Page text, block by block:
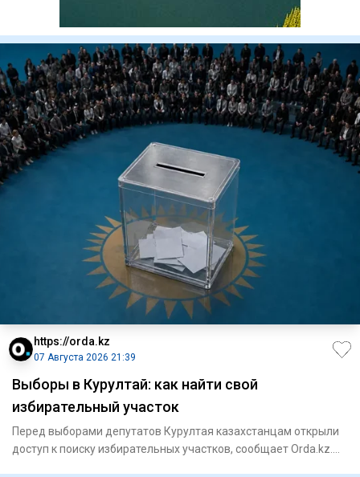
https://orda.kz
07 Августа 2026 21:39
Выборы в Курултай: как найти свой
избирательный участок
Перед выборами депутатов Курултая казахстанцам открыли
доступ к поиску избирательных участков, сообщает Orda.kz.